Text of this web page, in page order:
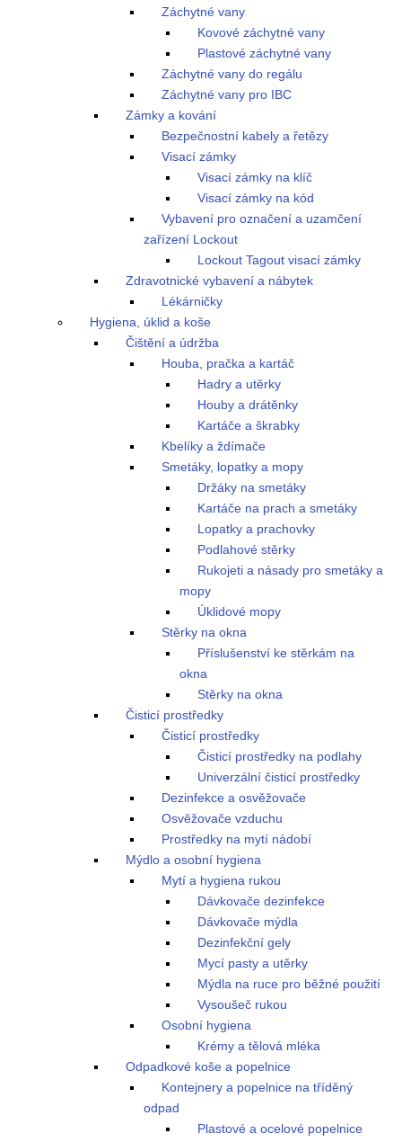
Záchytné vany
Kovové záchytné vany
Plastové záchytné vany
Záchytné vany do regálu
Záchytné vany pro IBC
Zámky a kování
Bezpečnostní kabely a řetězy
Visací zámky
Visací zámky na klíč
Visací zámky na kód
Vybavení pro označení a uzamčení
zařízení Lockout
Lockout Tagout visací zámky
Zdravotnické vybavení a nábytek
Lékárničky
Hygiena, úklid a koše
Čištění a údržba
Houba, pračka a kartáč
Hadry a utěrky
Houby a drátěnky
Kartáče a škrabky
Kbelíky a ždímače
Smetáky, lopatky a mopy
Držáky na smetáky
Kartáče na prach a smetáky
Lopatky a prachovky
Podlahové stěrky
Rukojeti a násady pro smetáky a
mopy
Úklidové mopy
Stěrky na okna
Příslušenství ke stěrkám na
okna
Stěrky na okna
Čisticí prostředky
Čisticí prostředky
Čisticí prostředky na podlahy
Univerzální čisticí prostředky
Dezinfekce a osvěžovače
Osvěžovače vzduchu
Prostředky na mytí nádobí
Mýdlo a osobní hygiena
Mytí a hygiena rukou
Dávkovače dezinfekce
Dávkovače mýdla
Dezinfekční gely
Mycí pasty a utěrky
Mýdla na ruce pro běžné použití
Vysoušeč rukou
Osobní hygiena
Krémy a tělová mléka
Odpadkové koše a popelnice
Kontejnery a popelnice na tříděný
odpad
Plastové a ocelové popelnice